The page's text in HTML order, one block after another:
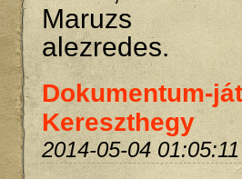
Maruzs
alezredes.
Dokumentum-
Kereszthegy
2014-05-04 01:05:11